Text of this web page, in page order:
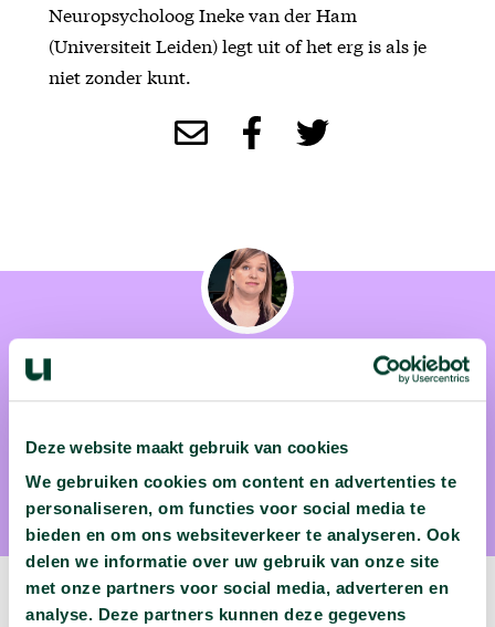
Deze website maakt gebruik van cookies
We gebruiken cookies om content en advertenties te
personaliseren, om functies voor social media te
bieden en om ons websiteverkeer te analyseren. Ook
delen we informatie over uw gebruik van onze site
met onze partners voor social media, adverteren en
analyse. Deze partners kunnen deze gegevens
Neuropsycholoog Ineke van der Ham
(Universiteit Leiden) legt uit of het erg is als je
niet zonder kunt.
Dr. Ineke van der Ham neuropsycholoog Universiteit Leiden
Volgende video: